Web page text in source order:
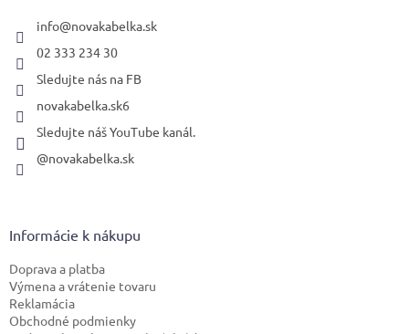
info@novakabelka.sk
02 333 234 30
Sledujte nás na FB
novakabelka.sk6
Sledujte náš YouTube kanál.
@novakabelka.sk
Informácie k nákupu
Doprava a platba
Výmena a vrátenie tovaru
Reklamácia
Obchodné podmienky